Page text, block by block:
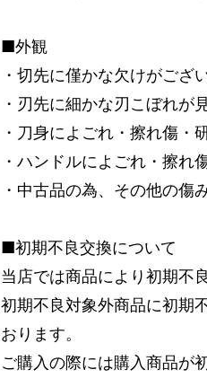
■外観
・切先に僅かな欠けがござ
・刃先に細かな刃こぼれが
・刀身によごれ・擦れ傷・
・ハンドルによごれ・擦れ
・中古品の為、その他の傷
■初期不良交換について
当店では商品により初期不
初期不良対象外商品に初期
おります。
ご購入の際には購入商品が